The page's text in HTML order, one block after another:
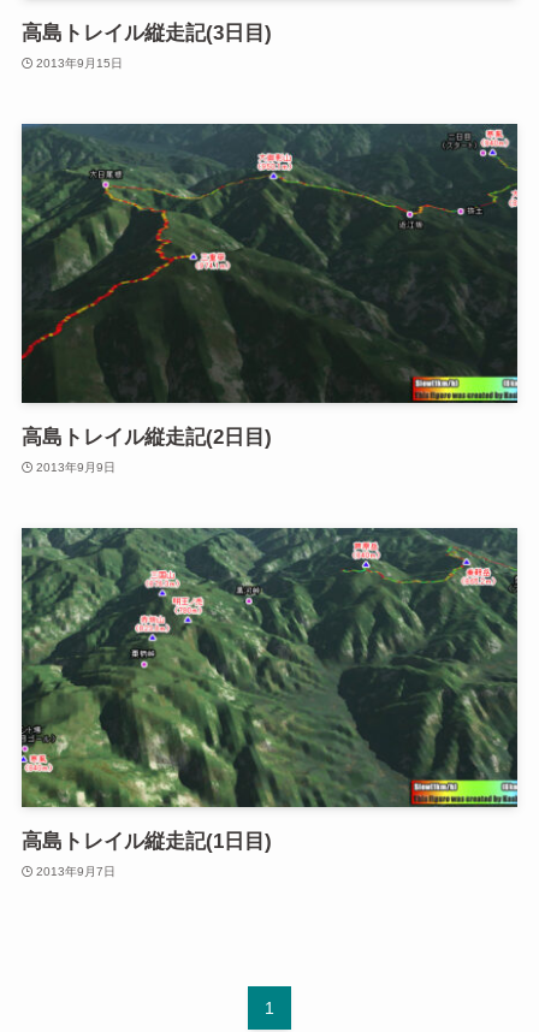
高島トレイル縦走記(3日目)
2013年9月15日
高島トレイル縦走記(2日目)
2013年9月9日
高島トレイル縦走記(1日目)
2013年9月7日
1